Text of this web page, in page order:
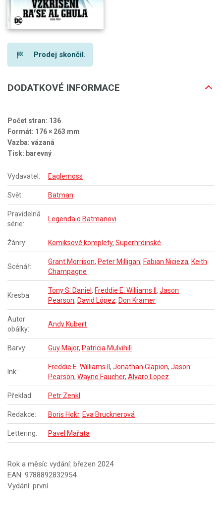
Prodej skončil.
DODATKOVÉ INFORMACE
Počet stran: 136
Formát: 176 × 263 mm
Vazba: vázaná
Tisk: barevný
Vydavatel: Eaglemoss
Svět: Batman
Pravidelná
série:
Legenda o Batmanovi
Žánry: Komiksové komplety, Superhrdinské
Scénář:
Grant Morrison, Peter Milligan, Fabian Nicieza, Keith
Champagne
Kresba:
Tony S. Daniel , Freddie E. Williams II , Jason
Pearson, David López, Don Kramer
Autor
obálky:
Andy Kubert
Barvy: Guy Major, Patricia Mulvihill
Ink:
Freddie E. Williams II , Jonathan Glapion, Jason
Pearson, Wayne Faucher, Alvaro Lopez
Překlad: Petr Zenkl
Redakce: Boris Hokr, Eva Brucknerová
Lettering: Pavel Mařata
Rok a měsíc vydání: březen 2024
EAN: 9788892832954
Vydání: první